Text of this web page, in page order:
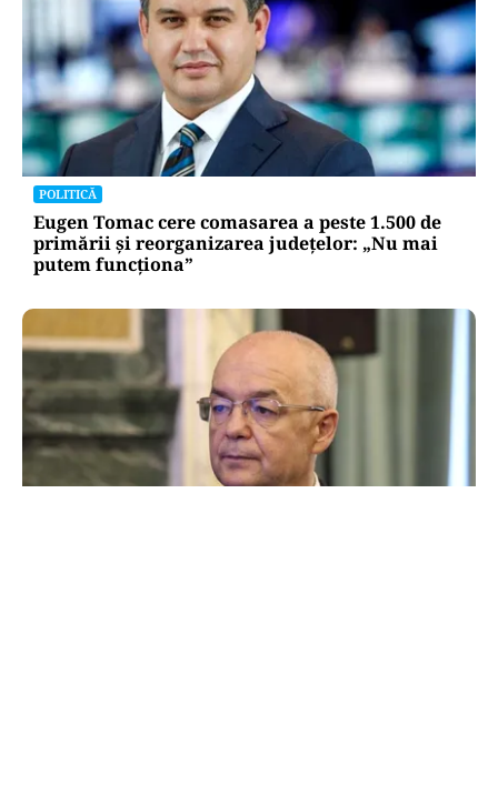
POLITICĂ
Eugen Tomac cere comasarea a peste 1.500 de
primării și reorganizarea județelor: „Nu mai
putem funcționa”